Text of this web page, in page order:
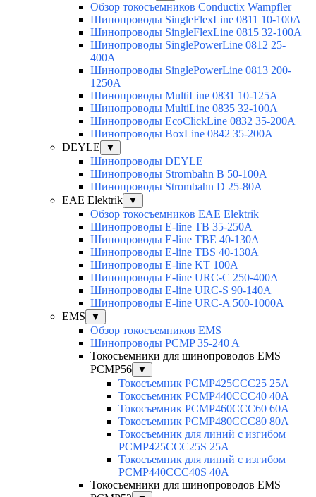
Обзор токосъемников Conductix Wampfler
Шинопроводы SingleFlexLine 0811 10-100A
Шинопроводы SingleFlexLine 0815 32-100A
Шинопроводы SinglePowerLine 0812 25-
400A
Шинопроводы SinglePowerLine 0813 200-
1250A
Шинопроводы MultiLine 0831 10-125A
Шинопроводы MultiLine 0835 32-100A
Шинопроводы EcoClickLine 0832 35-200A
Шинопроводы BoxLine 0842 35-200A
DEYLE
▼
Шинопроводы DEYLE
Шинопроводы Strombahn B 50-100A
Шинопроводы Strombahn D 25-80A
EAE Elektrik
▼
Обзор токосъемников EAE Elektrik
Шинопроводы E-line TB 35-250A
Шинопроводы E-line TBE 40-130A
Шинопроводы E-line TBS 40-130A
Шинопроводы E-line KT 100A
Шинопроводы E-line URC-C 250-400A
Шинопроводы E-line URC-S 90-140A
Шинопроводы E-line URC-A 500-1000A
EMS
▼
Обзор токосъемников EMS
Шинопроводы PCMP 35-240 A
Токосъемники для шинопроводов EMS
PCMP56
▼
Токосъемник PCMP425CCC25 25А
Токосъемник PCMP440CCC40 40А
Токосъемник PCMP460CCC60 60А
Токосъемник PCMP480CCC80 80А
Токосъемник для линий с изгибом
PCMP425CCC25S 25А
Токосъемник для линий с изгибом
PCMP440CCC40S 40А
Токосъемники для шинопроводов EMS